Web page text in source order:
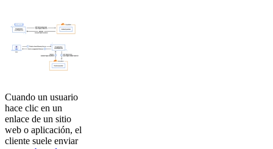
Cuando un usuario
hace clic en un
enlace de un sitio
web o aplicación, el
cliente suele enviar